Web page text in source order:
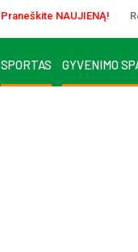
Praneškite NAUJIENĄ!
SPORTAS GYVENIMO